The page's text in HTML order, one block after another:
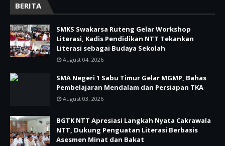
BERITA
SMKS Swakarsa Ruteng Gelar Workshop
Literasi, Kadis Pendidikan NTT Tekankan
Literasi sebagai Budaya Sekolah
August 04, 2026
SMA Negeri 1 Sabu Timur Gelar MGMP, Bahas
Pembelajaran Mendalam dan Persiapan TKA
August 03, 2026
BGTK NTT Apresiasi Langkah Nyata Cakrawala
NTT, Dukung Penguatan Literasi Berbasis
Asesmen Minat dan Bakat